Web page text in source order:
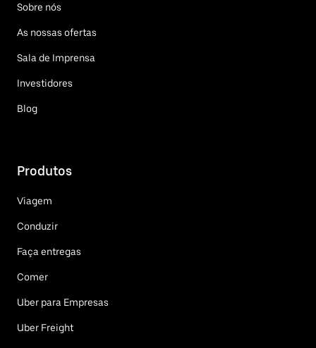
Sobre nós
As nossas ofertas
Sala de Imprensa
Investidores
Blog
Produtos
Viagem
Conduzir
Faça entregas
Comer
Uber para Empresas
Uber Freight